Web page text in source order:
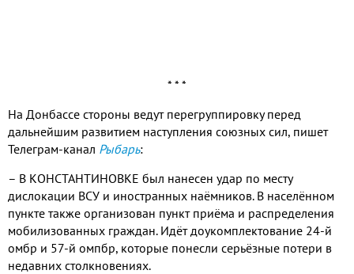
* * *
На Донбассе стороны ведут перегруппировку перед
дальнейшим развитием наступления союзных сил, пишет
Телеграм-канал Рыбарь:
– В КОНСТАНТИНОВКЕ был нанесен удар по месту
дислокации ВСУ и иностранных наёмников. В населённом
пункте также организован пункт приёма и распределения
мобилизованных граждан. Идёт доукомплектование 24-й
омбр и 57-й омпбр, которые понесли серьёзные потери в
недавних столкновениях.